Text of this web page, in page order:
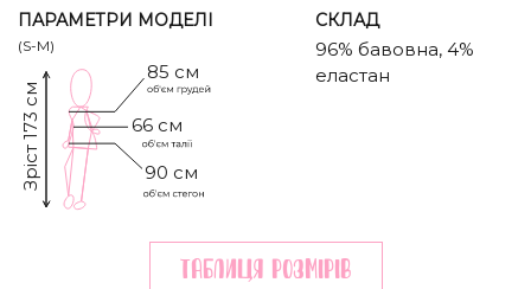
ПАРАМЕТРИ МОДЕЛІ
(S-M)
85 см
Зріст 173 см 66 см
90 см
CКЛАД
96% бавовна, 4%
еластан
Таблиця розмiрiв